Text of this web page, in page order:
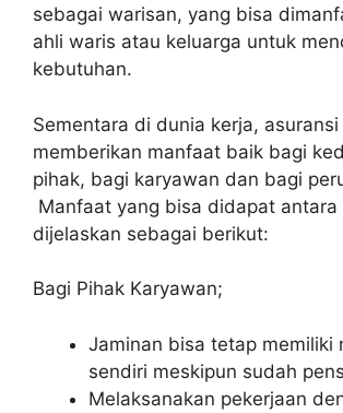
sebagai warisan, yang bisa
ahli waris atau keluarga untuk
kebutuhan.
Sementara di dunia kerja,
memberikan manfaat baik bagi
pihak, bagi karyawan dan bagi
Manfaat yang bisa didapat antara
dijelaskan sebagai berikut:
Bagi Pihak Karyawan;
Jaminan bisa tetap memiliki
sendiri meskipun sudah
Melaksanakan pekerjaan